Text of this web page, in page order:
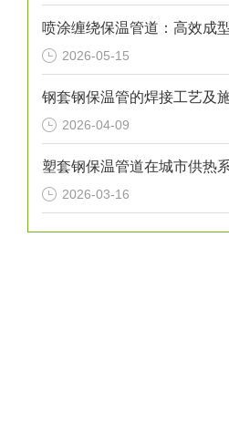
2026-05-15
2026-04-09
2026-03-16